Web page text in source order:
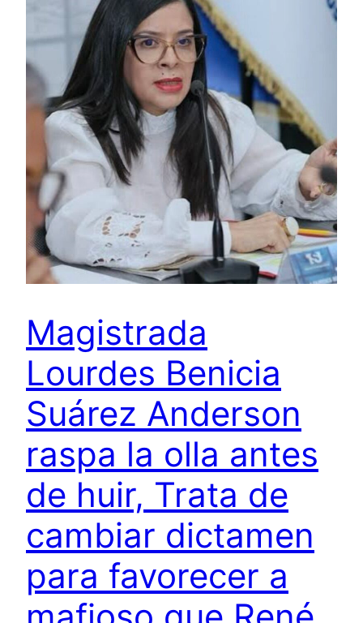
Magistrada
Lourdes Benicia
Suárez Anderson
raspa la olla antes
de huir, Trata de
cambiar dictamen
para favorecer a